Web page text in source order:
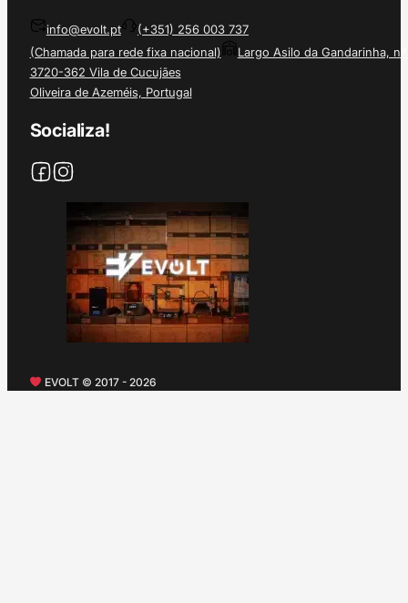
info@evolt.pt
(+351) 256 003 737
(Chamada para rede fixa nacional)
Largo Asilo da Gandarinha, nº
3720-362 Vila de Cucujães
Oliveira de Azeméis, Portugal
Socializa!
EVOLT © 2017 - 2026